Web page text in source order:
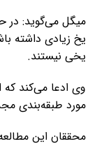
میگل می‌گوید: در
یخ زیادی داشته
یخی نیستند.
وی ادعا می‌کند
مورد طبقه‌بندی
محققان این